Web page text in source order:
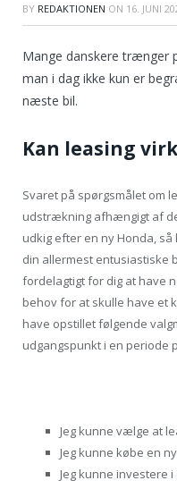
BY REDAKTIONEN ON 16. JUNI
Mange danskere trænger
man i dag ikke kun er
næste bil.
Kan leasing
Svaret på spørgsmålet om
udstrækning afhængigt af
udkig efter en ny Honda,
din allermest entusiastiske
fordelagtigt for dig at have
behov for at skulle have et
have opstillet følgende
udgangspunkt i en periode
Jeg kunne vælge at
Jeg kunne købe en
Jeg kunne investere